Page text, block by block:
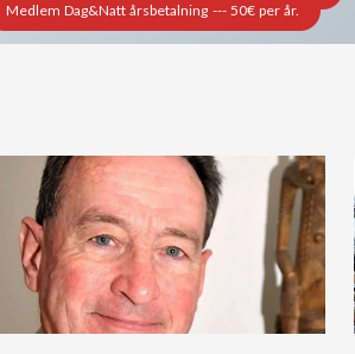
Medlem Dag&Natt årsbetalning --- 50€ per år.